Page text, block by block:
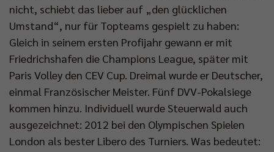
nicht, schiebt das lieber auf „den glücklichen
Umstand“, nur für Topteams gespielt zu haben:
Gleich in seinem ersten Profijahr gewann er mit
Friedrichshafen die Champions League, später mit
Paris Volley den CEV Cup. Dreimal wurde er Deutscher,
einmal Französischer Meister. Fünf DVV-Pokalsiege
kommen hinzu. Individuell wurde Steuerwald auch
ausgezeichnet: 2012 bei den Olympischen Spielen
London als bester Libero des Turniers. Was bedeutet: